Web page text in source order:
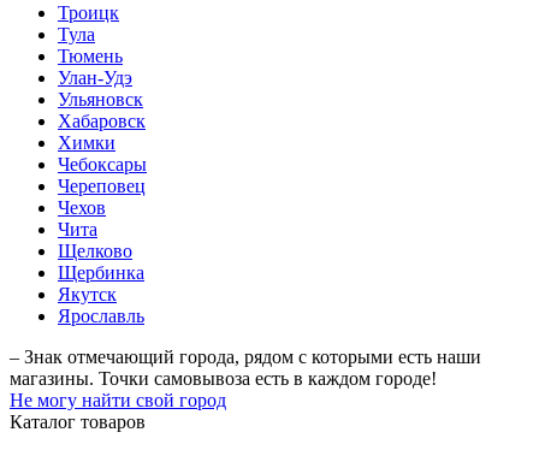
Троицк
Тула
Тюмень
Улан-Удэ
Ульяновск
Хабаровск
Химки
Чебоксары
Череповец
Чехов
Чита
Щелково
Щербинка
Якутск
Ярославль
– Знак отмечающий города, рядом с которыми есть наши
магазины. Точки самовывоза есть в каждом городе!
Не могу найти свой город
Каталог товаров